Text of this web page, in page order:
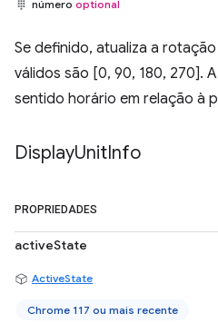
número optional
Se definido, atualiza a
válidos são [0, 90, 180, 270].
sentido horário em relação à
DisplayUnitInfo
PROPRIEDADES
activeState
ActiveState
Chrome 117 ou mais recente